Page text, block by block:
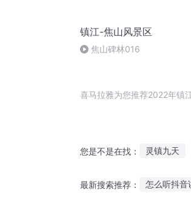
镇江-焦山风景区
焦山碑林016
喜马拉雅为您推荐2022年镇
您是不是在找： 灵镇九天
最新搜索推荐： 怎么听抖音